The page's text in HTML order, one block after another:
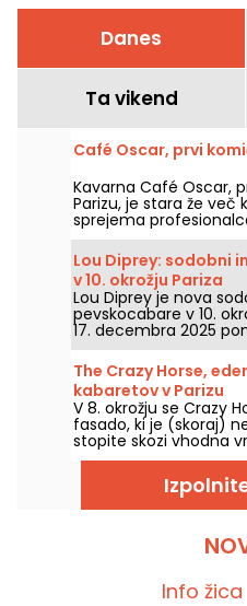
Danes
Ta vikend
Café Oscar, prvi
Kavarna Café Oscar,
Parizu, je stara že več
sprejema
morebitne bodoče
Oscar vsak teden
Lou Diprey: sodobni
v 10. okrožju Pariza
Lou Diprey je nova
pevskocabare v 10.
17. decembra 2025
večerje, koreografske
nepozabne nočne
rahlo osvetlitvijo,
nočno doživetje. Ste
svet, ki ga ni moč najti
The Crazy Horse,
kabaretov v Parizu
V 8. okrožju se Crazy
fasado, ki je (skoraj)
stopite skozi vhodna
prestavili v povsem
boste ogledali
nastopi in
Info žica